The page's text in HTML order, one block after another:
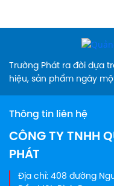
Trường Phát ra đời dựa
hiệu, sản phẩm ngày
nay...
Thông tin liên hệ
CÔNG TY TNHH
PHÁT
Địa chỉ: 408 đường